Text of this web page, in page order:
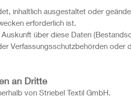
inhaltlich ausgestaltet oder
erforderlich ist.
über diese Daten
Verfassungsschutzbehörden
an Dritte
von Striebel Textil GmbH.